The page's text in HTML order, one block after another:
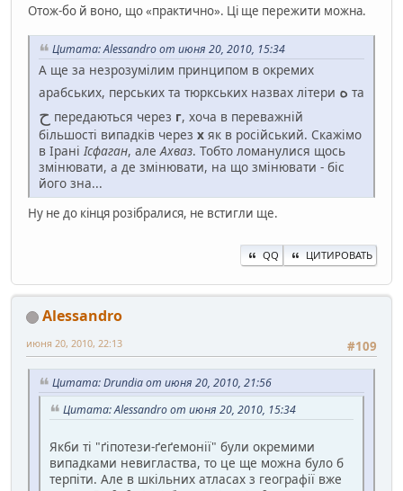
Отож-бо й воно, що «практично». Ці ще пережити можна.
Цитата: Alessandro от июня 20, 2010, 15:34
А ще за незрозумілим принципом в окремих
арабських, перських та тюркських назвах літери ه та
ح передаються через г, хоча в переважній
більшості випадків через х як в російський. Скажімо
в Ірані Ісфаган, але Ахваз. Тобто ломанулися щось
змінювати, а де змінювати, на що змінювати - біс
його зна...
Ну не до кінця розібралися, не встигли ще.
QQ ЦИТИРОВАТЬ
Alessandro
#109
июня 20, 2010, 22:13
Цитата: Drundia от июня 20, 2010, 21:56
Цитата: Alessandro от июня 20, 2010, 15:34
Якби ті "ґіпотези-ґеґемонії" були окремими
випадками невигластва, то це ще можна було б
терпіти. Але в шкільних атласах з географії вже